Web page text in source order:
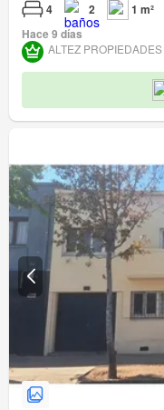
4 2
1 m²
Hace 9 días
ALTEZ PROPIEDADES